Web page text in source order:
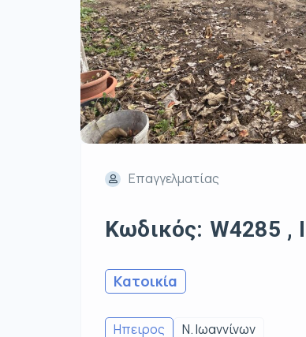
Επαγγελματίας
Κωδικός: W4285 ,
Κατοικία
Ηπειρος Ν. Ιωαννίνων